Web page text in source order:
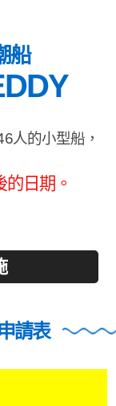
船
人的小型船，
日期。
請表